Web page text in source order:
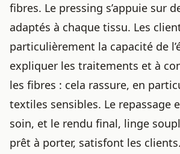
fibres. Le pressing s’appuie sur
adaptés à chaque tissu. Les
particulièrement la capacité de
expliquer les traitements et à
les fibres : cela rassure, en
textiles sensibles. Le repassage
soin, et le rendu final, linge
prêt à porter, satisfont les